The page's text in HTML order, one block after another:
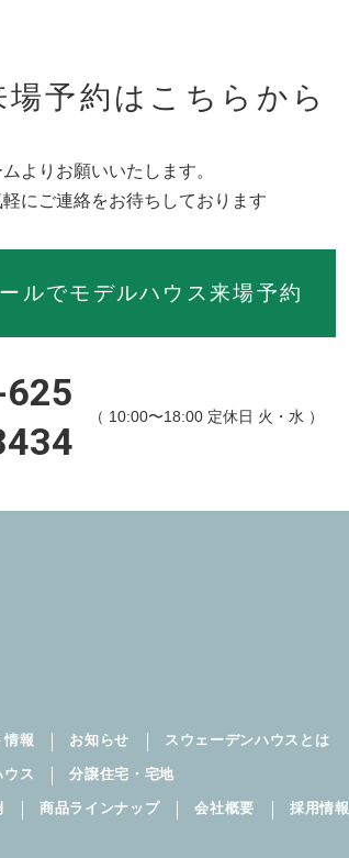
予約はこちらから
よりお願いいたします。
にご連絡をお待ちしております
ルでモデルハウス来場予約
（ 10:00〜18:00 定休日 火・水 ）
情報 お知らせ スウェーデンハウスとは
ウス 分譲住宅・宅地
商品ラインナップ 会社概要 採用情報